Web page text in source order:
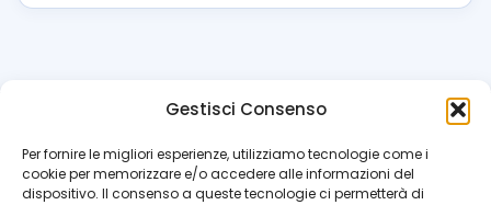
Gestisci Consenso
Per fornire le migliori esperienze, utilizziamo tecnologie come i
cookie per memorizzare e/o accedere alle informazioni del
dispositivo. Il consenso a queste tecnologie ci permetterà di
azzurrissimo.it
Il blog di riferimento per i tifosi del Napoli. News, interviste,